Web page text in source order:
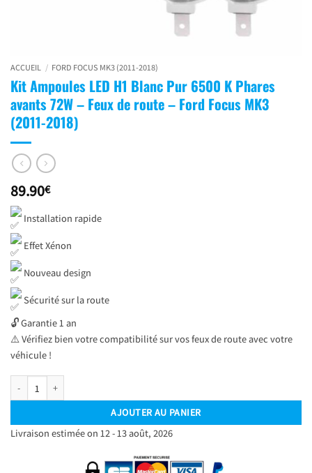
ACCUEIL / FORD FOCUS MK3 (2011-2018)
Kit Ampoules LED H1 Blanc Pur 6500 K Phares
avants 72W – Feux de route – Ford Focus MK3
(2011-2018)
89.90€
Installation rapide
Effet Xénon
Nouveau design
Sécurité sur la route
🔓 Garantie 1 an
⚠️ Vérifiez bien votre compatibilité sur vos feux de route avec votre
véhicule !
AJOUTER AU PANIER
Livraison estimée on 12 - 13 août, 2026